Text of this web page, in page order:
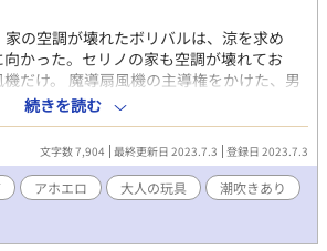
の空調が壊れたボリバルは、涼を求め
かった。セリノの家も空調が壊れてお
だけ。 魔導扇風機の主導権をかけた、男
る。 ※リバです！ ※ムーンライトノベルズ
す。
続きを読む
文字数 7,904 最終更新日 2023.7.3 登録日 2023.7.3
アホエロ 大人の玩具
潮吹きあり